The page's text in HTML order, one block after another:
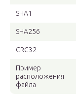
SHA1
SHA256
CRC32
Пример
расположения
файла